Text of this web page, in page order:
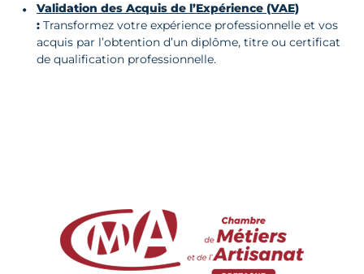
Validation des Acquis de l’Expérience (VAE)
: Transformez votre expérience professionnelle et vos
acquis par l’obtention d’un diplôme, titre ou certificat
de qualification professionnelle.